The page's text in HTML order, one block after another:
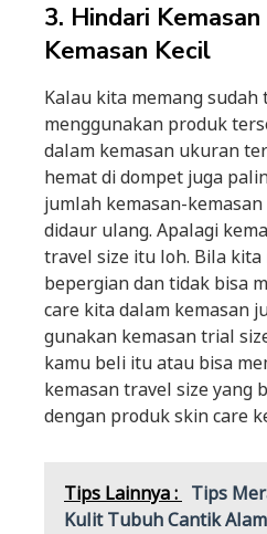
3. Hindari
Kemasan Kecil
Kalau kita memang sudah
menggunakan produk
dalam kemasan ukuran
hemat di dompet juga
jumlah kemasan-
didaur ulang. Apalagi
travel size itu loh. Bila kita
bepergian dan tidak bisa
care kita dalam kemasan
gunakan kemasan trial
kamu beli itu atau bisa
kemasan travel size yang
dengan produk skin care
Tips Lainnya : Tips
Kulit Tubuh Cantik